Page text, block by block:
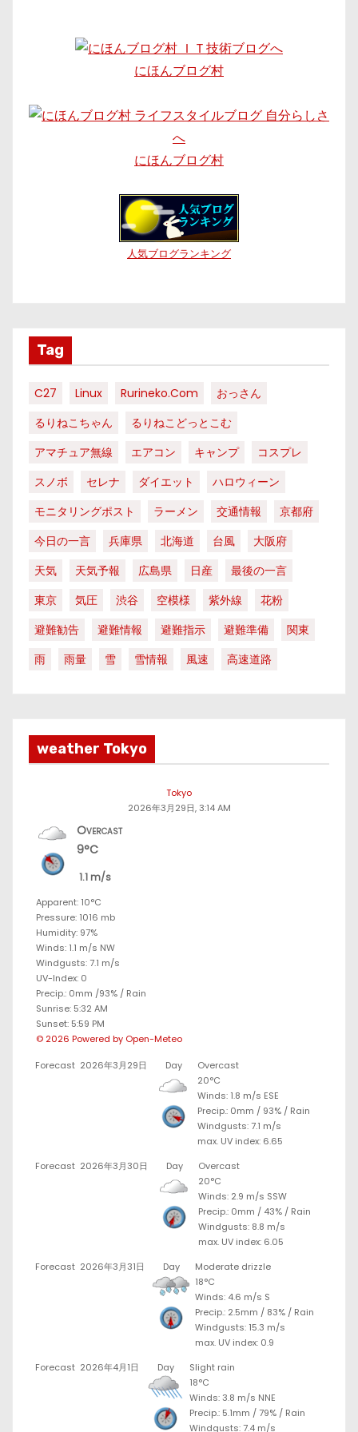
にほんブログ村
にほんブログ村
人気ブログランキング
Tag
C27 Linux Rurineko.com
おっさん
るりねこちゃん
るりねこどっとこむ
アマチュア無線
エアコン キャンプ
コスプレ
スノボ
セレナ ダイエット
ハロウィーン
モニタリングポスト
ラーメン 交通情報
京都府
今日の一言
兵庫県 北海道 台風
大阪府
天気
天気予報 広島県 日産
最後の一言
東京
気圧 渋谷 空模様 紫外線
花粉
避難勧告
避難情報 避難指示 避難準備
関東
雨
雨量 雪 雪情報 風速 高速道路
weather Tokyo
Tokyo
2026年3月29日, 3:14 AM
Overcast
9°C
1.1 m/s
Apparent: 10°C
Pressure: 1016 mb
Humidity: 97%
Winds: 1.1 m/s NW
Windgusts: 7.1 m/s
UV-Index: 0
Precip.: 0mm /93% / Rain
Sunrise: 5:32 AM
Sunset: 5:59 PM
© 2026 Powered by Open-Meteo
Forecast 2026年3月29日 Day
Overcast
20°C
Winds: 1.8 m/s ESE
Precip.: 0mm / 93% / Rain
Windgusts: 7.1 m/s
max. UV index: 6.65
Forecast 2026年3月30日 Day
Overcast
20°C
Winds: 2.9 m/s SSW
Precip.: 0mm / 43% / Rain
Windgusts: 8.8 m/s
max. UV index: 6.05
Forecast 2026年3月31日 Day
Moderate drizzle
18°C
Winds: 4.6 m/s S
Precip.: 2.5mm / 83% / Rain
Windgusts: 15.3 m/s
max. UV index: 0.9
Forecast 2026年4月1日 Day
Slight rain
18°C
Winds: 3.8 m/s NNE
Precip.: 5.1mm /79% / Rain
Windgusts: 7.4 m/s